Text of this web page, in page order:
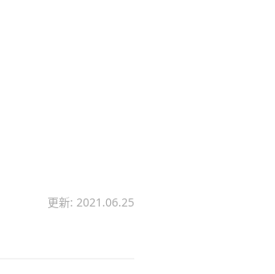
更新: 2021.06.25